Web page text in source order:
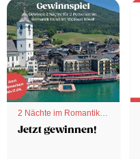
2 Nächte im Romantik
Hotel
Jetzt gewinnen!